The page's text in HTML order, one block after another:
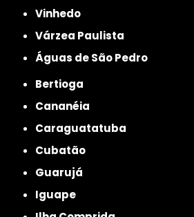
Vinhedo
Várzea Paulista
Águas de São Pedro
Bertioga
Cananéia
Caraguatatuba
Cubatão
Guarujá
Iguape